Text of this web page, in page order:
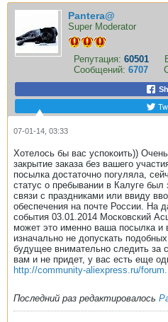
Pantera@
Super Moderator
Репутация: 60501
Сообщений: 6707
07-01-14, 03:33
Хотелось бы вас успокоить))
закрытие заказа без вашего
посылка достаточно погуляла,
статус о пребывании в Калуге
связи с праздниками или ввиду
обеспечения на почте России. На
события 03.01.2014 Московский
может это именно ваша посылка и
изначально не допускать
будущее внимательно следить за
вам и не придет, у вас есть еще
http://community-aliexpress.ru/
Последний раз редактировалось